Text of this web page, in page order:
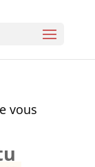
vous